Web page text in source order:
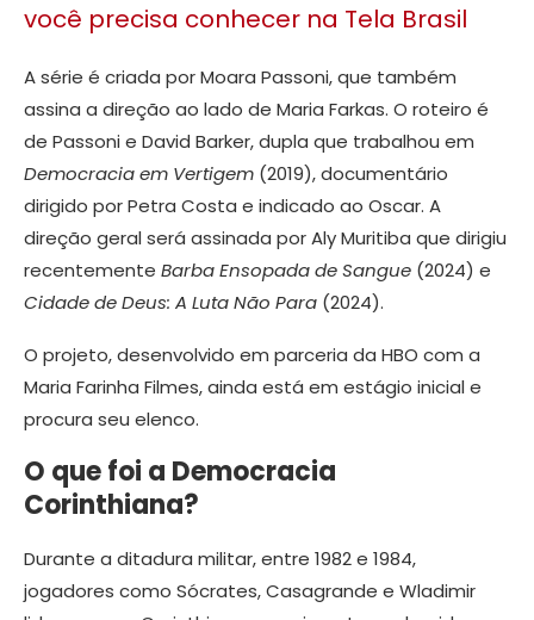
você precisa conhecer na Tela Brasil
A série é criada por Moara Passoni, que também
assina a direção ao lado de Maria Farkas. O roteiro é
de Passoni e David Barker, dupla que trabalhou em
Democracia em Vertigem (2019), documentário
dirigido por Petra Costa e indicado ao Oscar. A
direção geral será assinada por Aly Muritiba que dirigiu
recentemente Barba Ensopada de Sangue (2024) e
Cidade de Deus: A Luta Não Para (2024).
O projeto, desenvolvido em parceria da HBO com a
Maria Farinha Filmes, ainda está em estágio inicial e
procura seu elenco.
O que foi a Democracia
Corinthiana?
Durante a ditadura militar, entre 1982 e 1984,
jogadores como Sócrates, Casagrande e Wladimir